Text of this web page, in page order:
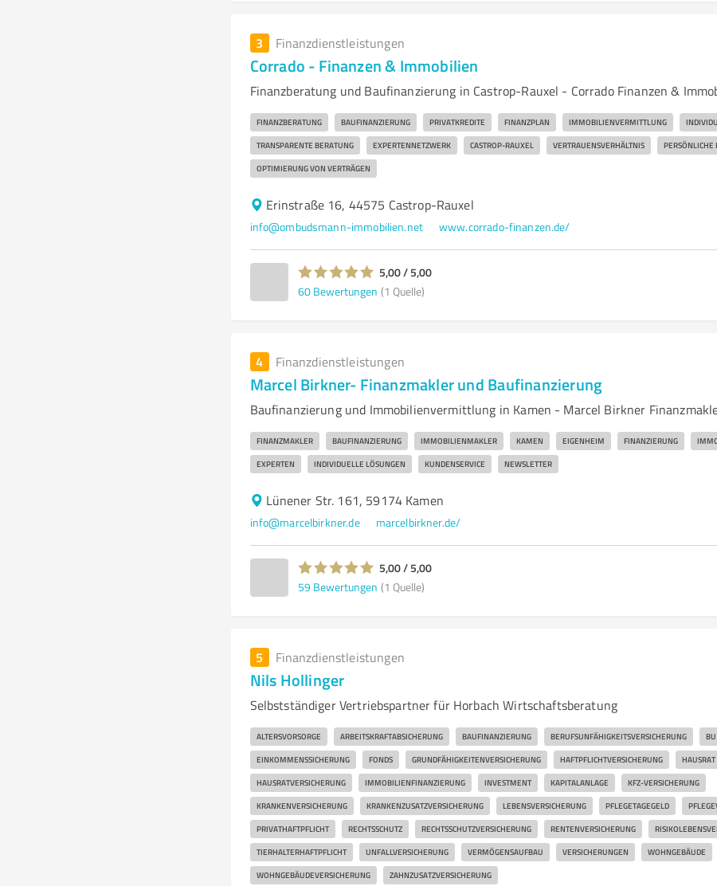
3 Finanzdienstleistungen
Corrado - Finanzen & Immobilien
Finanzberatung und Baufinanzierung in Castrop-Rauxel - Corrado Finanzen &
FINANZBERATUNG BAUFINANZIERUNG PRIVATKREDITE FINANZPLAN IMMOBILIENVERMITTLUNG
TRANSPARENTE BERATUNG EXPERTENNETZWERK CASTROP-RAUXEL VERTRAUENSVERHÄLTNIS PERSÖNLICHE
OPTIMIERUNG VON VERTRÄGEN
Erinstraße 16, 44575 Castrop-Rauxel
info@ombudsmann-immobilien.net www.corrado-finanzen.de/
5,00 / 5,00
60 Bewertungen (1 Quelle)
4 Finanzdienstleistungen
Marcel Birkner- Finanzmakler und Baufinanzierung
Baufinanzierung und Immobilienvermittlung in Kamen - Marcel Birkner
FINANZMAKLER BAUFINANZIERUNG IMMOBILIENMAKLER KAMEN EIGENHEIM FINANZIERUNG
EXPERTEN INDIVIDUELLE LÖSUNGEN KUNDENSERVICE NEWSLETTER
Lünener Str. 161, 59174 Kamen
info@marcelbirkner.de marcelbirkner.de/
5,00 / 5,00
59 Bewertungen (1 Quelle)
5 Finanzdienstleistungen
Nils Hollinger
Selbstständiger Vertriebspartner für Horbach Wirtschaftsberatung
ALTERSVORSORGE ARBEITSKRAFTABSICHERUNG BAUFINANZIERUNG BERUFSUNFÄHIGKEITSVERSICHERUNG BU
EINKOMMENSSICHERUNG FONDS GRUNDFÄHIGKEITENVERSICHERUNG HAFTPFLICHTVERSICHERUNG HAUSRAT
HAUSRATVERSICHERUNG IMMOBILIENFINANZIERUNG INVESTMENT KAPITALANLAGE KFZ-VERSICHERUNG
KRANKENVERSICHERUNG KRANKENZUSATZVERSICHERUNG LEBENSVERSICHERUNG PFLEGETAGEGELD
PRIVATHAFTPFLICHT RECHTSSCHUTZ RECHTSSCHUTZVERSICHERUNG RENTENVERSICHERUNG
TIERHALTERHAFTPFLICHT UNFALLVERSICHERUNG VERMÖGENSAUFBAU VERSICHERUNGEN WOHNGEBÄUDE
WOHNGEBÄUDEVERSICHERUNG ZAHNZUSATZVERSICHERUNG